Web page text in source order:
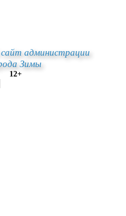
администрации
Зимы
12+